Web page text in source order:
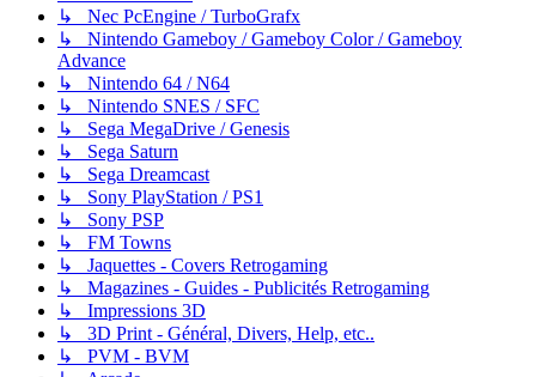
↳ Nec PcEngine / TurboGrafx
↳ Nintendo Gameboy / Gameboy Color / Gameboy
Advance
↳ Nintendo 64 / N64
↳ Nintendo SNES / SFC
↳ Sega MegaDrive / Genesis
↳ Sega Saturn
↳ Sega Dreamcast
↳ Sony PlayStation / PS1
↳ Sony PSP
↳ FM Towns
↳ Jaquettes - Covers Retrogaming
↳ Magazines - Guides - Publicités Retrogaming
↳ Impressions 3D
↳ 3D Print - Général, Divers, Help, etc..
↳ PVM - BVM